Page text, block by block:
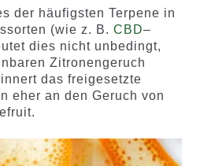
der häufigsten Terpene in
(wie z. B. CBD–
dies nicht unbedingt,
Zitronengeruch
das freigesetzte
eher an den Geruch von